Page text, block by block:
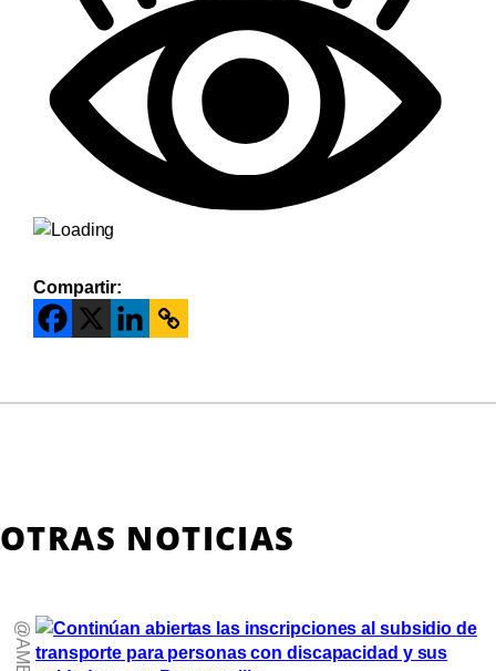
Compartir:
OTRAS NOTICIAS
@AMB